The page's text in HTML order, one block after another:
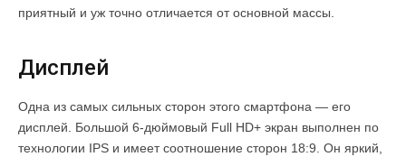
приятный и уж точно отличается от основной массы.
Дисплей
Одна из самых сильных сторон этого смартфона — его
дисплей. Большой 6-дюймовый Full HD+ экран выполнен по
технологии IPS и имеет соотношение сторон 18:9. Он яркий,